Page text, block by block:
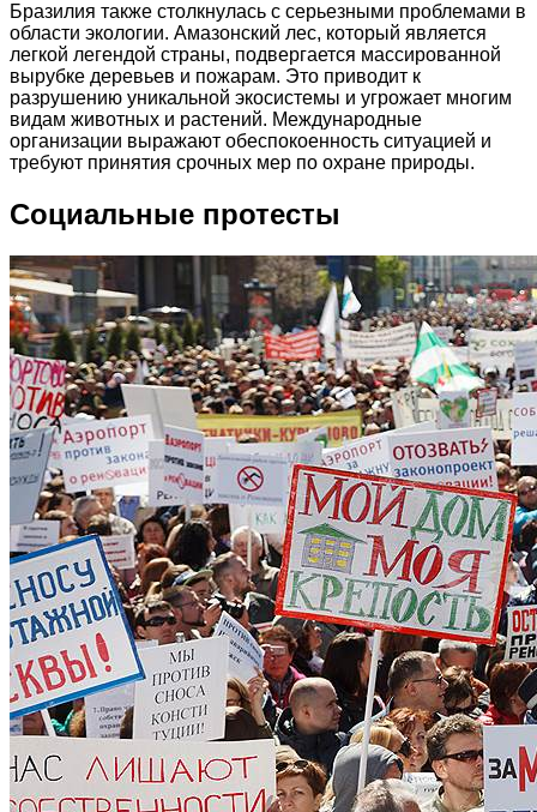
Бразилия также столкнулась с серьезными проблемами в
области экологии. Амазонский лес, который является
легкой легендой страны, подвергается массированной
вырубке деревьев и пожарам. Это приводит к
разрушению уникальной экосистемы и угрожает многим
видам животных и растений. Международные
организации выражают обеспокоенность ситуацией и
требуют принятия срочных мер по охране природы.
Социальные протесты